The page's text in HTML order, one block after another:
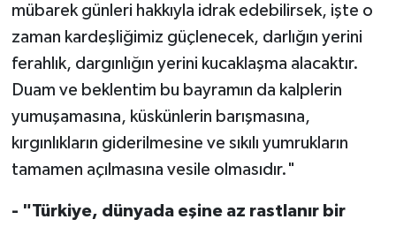
mübarek günleri hakkıyla idrak edebilirsek, işte o
zaman kardeşliğimiz güçlenecek, darlığın yerini
ferahlık, dargınlığın yerini kucaklaşma alacaktır.
Duam ve beklentim bu bayramın da kalplerin
yumuşamasına, küskünlerin barışmasına,
kırgınlıkların giderilmesine ve sıkılı yumrukların
tamamen açılmasına vesile olmasıdır."
- "Türkiye, dünyada eşine az rastlanır bir
Gümüşhane Müftülüğü
Hakkari Müftülüğü
Hatay Müftülüğü
Isparta Müftülüğü